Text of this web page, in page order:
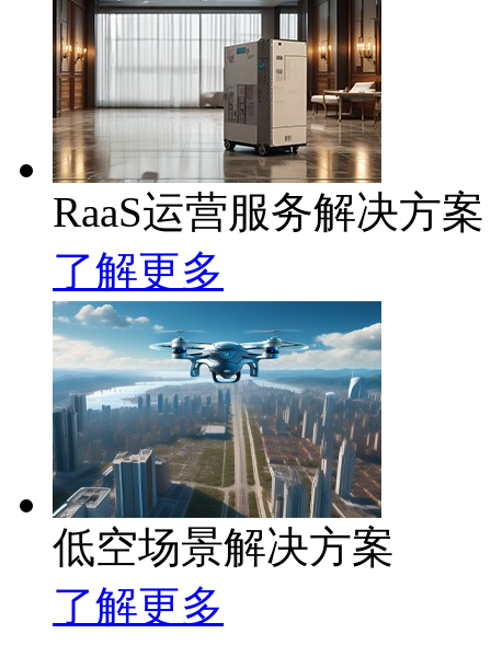
RaaS运营服务解决方案
了解更多
低空场景解决方案
了解更多